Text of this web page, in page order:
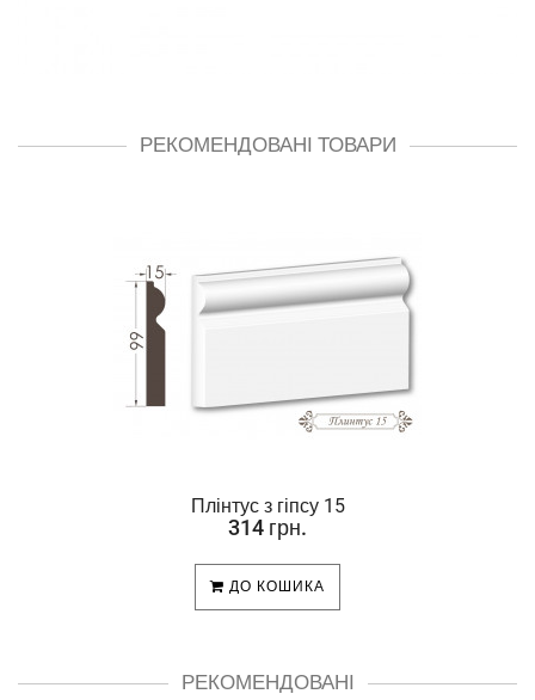
РЕКОМЕНДОВАНІ ТОВАРИ
Плінтус з гіпсу 15
314 грн.
ДО КОШИКА
РЕКОМЕНДОВАНІ